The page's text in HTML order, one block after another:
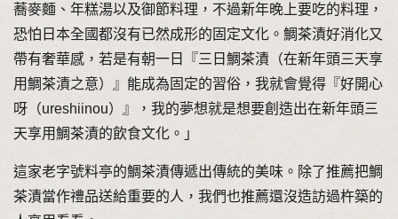
蕎麥麵、年糕湯以及御節料理，不過新年晚上要吃的料理，
恐怕日本全國都沒有已然成形的固定文化。鯛茶漬好消化又
帶有奢華感，若是有朝一日『三日鯛茶漬（在新年頭三天享
用鯛茶漬之意）』能成為固定的習俗，我就會覺得『好開心
呀（ureshiinou）』，我的夢想就是想要創造出在新年頭三
天享用鯛茶漬的飲食文化。」
這家老字號料亭的鯛茶漬傳遞出傳統的美味。除了推薦把鯛
茶漬當作禮品送給重要的人，我們也推薦還沒造訪過杵築的